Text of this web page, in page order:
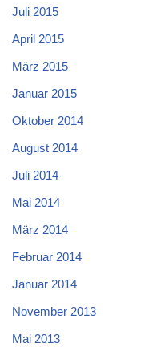
Juli 2015
April 2015
März 2015
Januar 2015
Oktober 2014
August 2014
Juli 2014
Mai 2014
März 2014
Februar 2014
Januar 2014
November 2013
Mai 2013